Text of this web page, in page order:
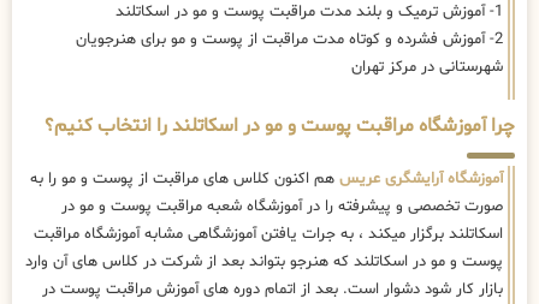
1- آموزش ترمیک و بلند مدت مراقبت پوست و مو در اسکاتلند
2- آموزش فشرده و کوتاه مدت مراقبت از پوست و مو برای هنرجویان
شهرستانی در مرکز تهران
چرا آموزشگاه مراقبت پوست و مو در اسکاتلند را انتخاب کنیم؟
آموزشگاه آرایشگری عریس هم اکنون کلاس های مراقبت از پوست و مو را به
صورت تخصصی و پیشرفته را در آموزشگاه شعبه مراقبت پوست و مو در
اسکاتلند برگزار میکند ، به جرات یافتن آموزشگاهی مشابه آموزشگاه مراقبت
پوست و مو در اسکاتلند که هنرجو بتواند بعد از شرکت در کلاس های آن وارد
بازار کار شود دشوار است. بعد از اتمام دوره های آموزش مراقبت پوست در